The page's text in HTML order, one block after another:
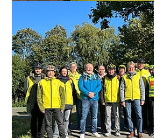
Show larger version for: